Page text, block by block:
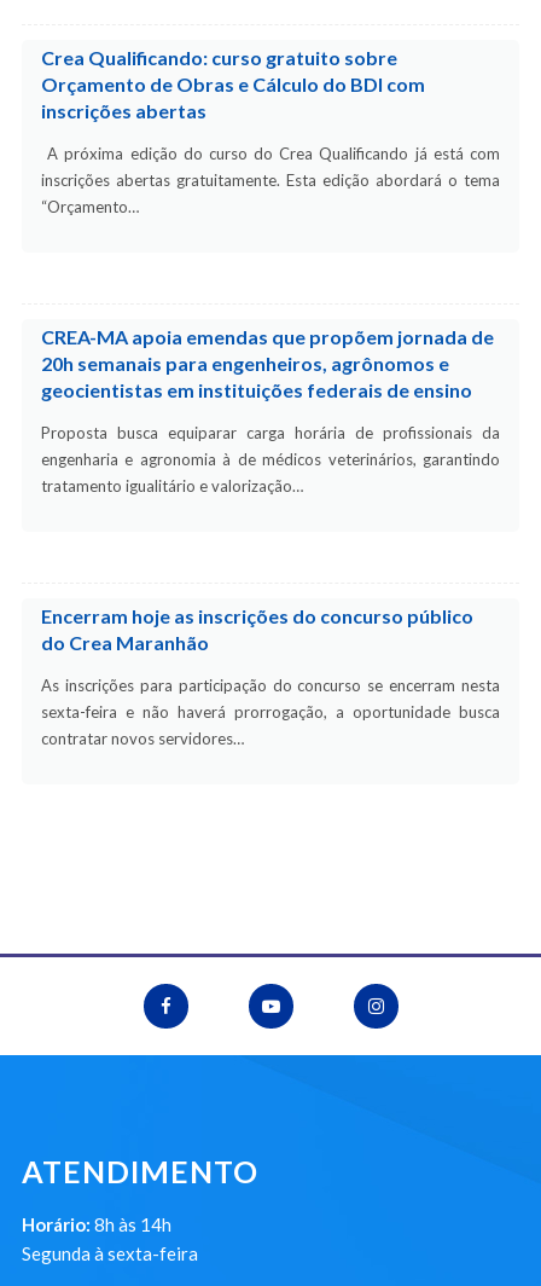
Crea Qualificando: curso gratuito sobre
Orçamento de Obras e Cálculo do BDI com
inscrições abertas
A próxima edição do curso do Crea Qualificando já está com
inscrições abertas gratuitamente. Esta edição abordará o tema
“Orçamento…
CREA-MA apoia emendas que propõem jornada de
20h semanais para engenheiros, agrônomos e
geocientistas em instituições federais de ensino
Proposta busca equiparar carga horária de profissionais da
engenharia e agronomia à de médicos veterinários, garantindo
tratamento igualitário e valorização…
Encerram hoje as inscrições do concurso público
do Crea Maranhão
As inscrições para participação do concurso se encerram nesta
sexta-feira e não haverá prorrogação, a oportunidade busca
contratar novos servidores…
ATENDIMENTO
Horário: 8h às 14h
Segunda à sexta-feira